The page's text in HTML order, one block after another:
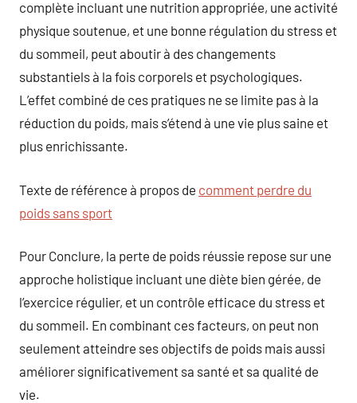
complète incluant une nutrition appropriée, une activité
physique soutenue, et une bonne régulation du stress et
du sommeil, peut aboutir à des changements
substantiels à la fois corporels et psychologiques.
L’effet combiné de ces pratiques ne se limite pas à la
réduction du poids, mais s’étend à une vie plus saine et
plus enrichissante.
Texte de référence à propos de comment perdre du
poids sans sport
Pour Conclure, la perte de poids réussie repose sur une
approche holistique incluant une diète bien gérée, de
l’exercice régulier, et un contrôle efficace du stress et
du sommeil. En combinant ces facteurs, on peut non
seulement atteindre ses objectifs de poids mais aussi
améliorer significativement sa santé et sa qualité de
vie.